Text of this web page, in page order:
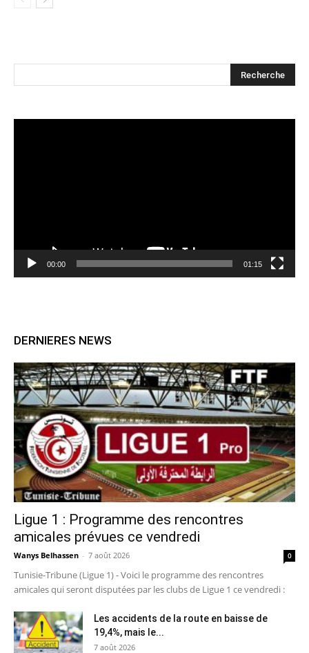
00:00 01:15
DERNIERES NEWS
Ligue 1 : Programme des rencontres
amicales prévues ce vendredi
Wanys Belhassen - 7 août 2026 0
Tunisie-Tribune (Ligue 1) - Voici le programme des rencontres
amicales qui seront disputées par les clubs de Ligue 1 ce vendredi :
Les accidents de la route en baisse de
19,4%, mais le...
7 août 2026